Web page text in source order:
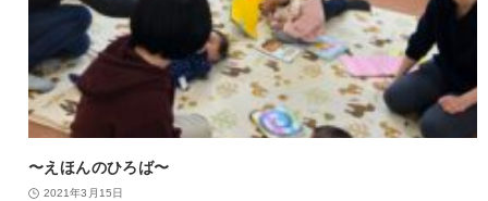
〜えほんのひろば〜
2021年3月15日